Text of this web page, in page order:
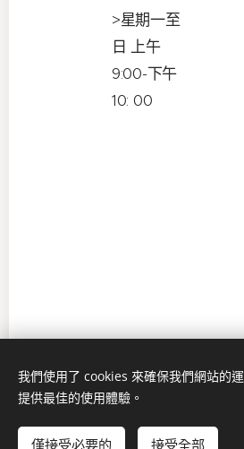
>星期一至
日 上午
9:00-下午
10: 00
© 2026 版權所有
我們使用了 cookies 來確保我們網站的
提供最佳的使用體驗。
僅接受必要的 接受全部